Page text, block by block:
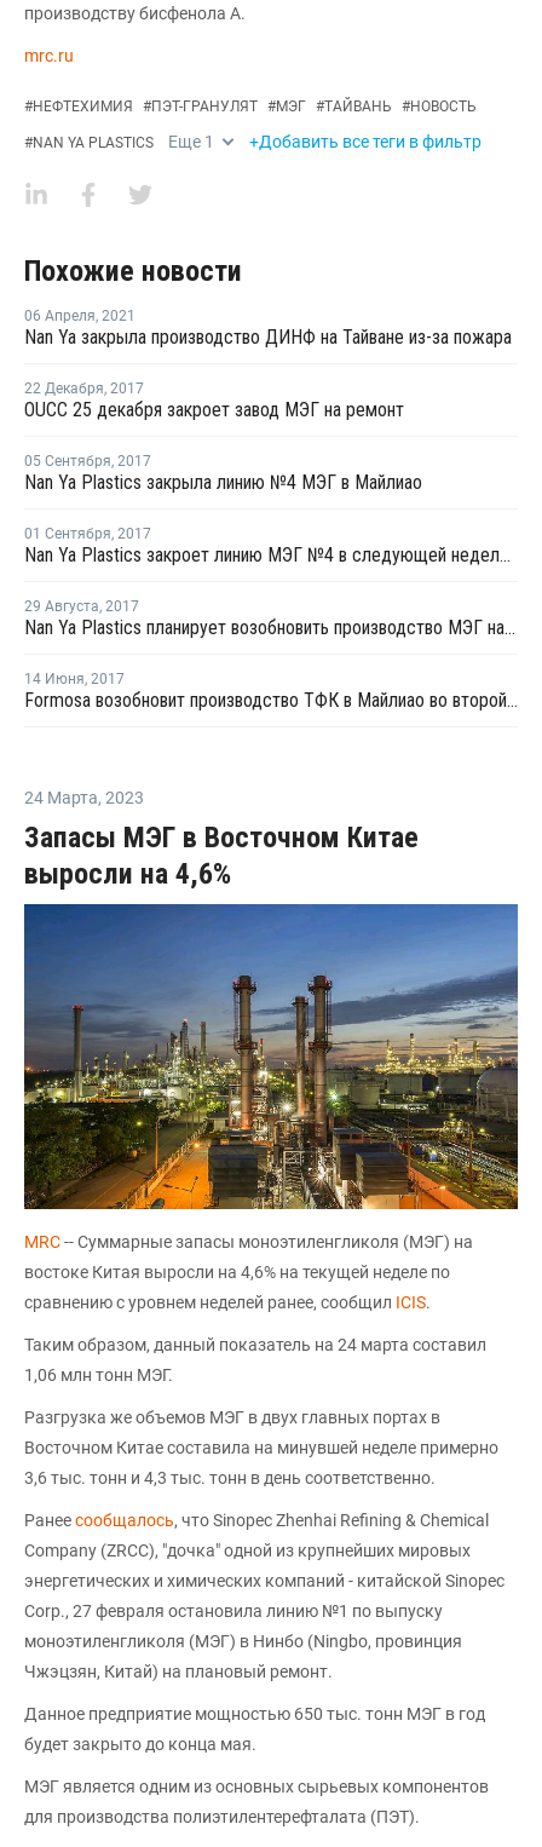
производству бисфенола А.
mrc.ru
#НЕФТЕХИМИЯ #ПЭТ-ГРАНУЛЯТ #МЭГ #ТАЙВАНЬ #НОВОСТЬ
#NAN YA PLASTICS Еще 1 +Добавить все теги в фильтр
Похожие новости
06 Апреля, 2021
Nan Ya закрыла производство ДИНФ на Тайване из-за пожара
22 Декабря, 2017
OUCC 25 декабря закроет завод МЭГ на ремонт
05 Сентября, 2017
Nan Ya Plastics закрыла линию №4 МЭГ в Майлиао
01 Сентября, 2017
Nan Ya Plastics закроет линию МЭГ №4 в следующей неделе на ремонт
29 Августа, 2017
Nan Ya Plastics планирует возобновить производство МЭГ на линии №1 в Майлиао
14 Июня, 2017
Formosa возобновит производство ТФК в Майлиао во второй половине июня
24 Марта, 2023
Запасы МЭГ в Восточном Китае
выросли на 4,6%
MRC-- Суммарные запасы моноэтиленгликоля (МЭГ) на
востоке Китая выросли на 4,6% на текущей неделе по
сравнению с уровнем неделей ранее, сообщил ICIS.
Таким образом, данный показатель на 24 марта составил
1,06 млн тонн МЭГ.
Разгрузка же объемов МЭГ в двух главных портах в
Восточном Китае составила на минувшей неделе примерно
3,6 тыс. тонн и 4,3 тыс. тонн в день соответственно.
Ранеесообщалось, что Sinopec Zhenhai Refining & Chemical
Company (ZRCC), "дочка" одной из крупнейших мировых
энергетических и химических компаний - китайской Sinopec
Corp., 27 февраля остановила линию №1 по выпуску
моноэтиленгликоля (МЭГ) в Нинбо (Ningbo, провинция
Чжэцзян, Китай) на плановый ремонт.
Данное предприятие мощностью 650 тыс. тонн МЭГ в год
будет закрыто до конца мая.
МЭГ является одним из основных сырьевых компонентов
для производства полиэтилентерефталата (ПЭТ).